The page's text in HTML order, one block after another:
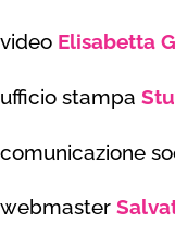
video Elisabetta
ufficio stampa
comunicazione
webmaster